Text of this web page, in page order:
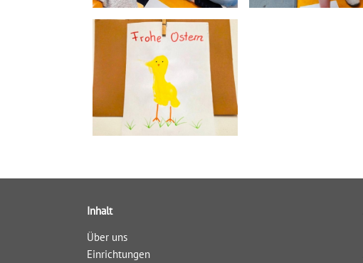
Inhalt
Über uns
Einrichtungen